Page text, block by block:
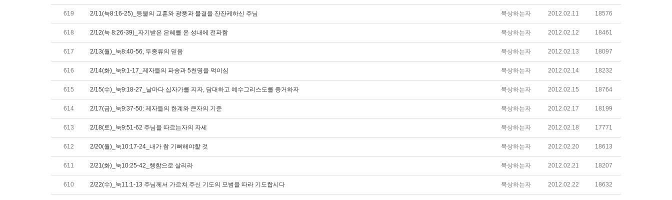
619 2/11(눅8:16-25)_등불의 교훈와 광풍과 물결을 잔잔케하신 주님 묵상하는자 2012.02.11 18576
618 2/12(눅 8:26-39)_자기받은 은혜를 온 성내에 전파함 묵상하는자 2012.02.12 18461
617 2/13(월)_눅8:40-56, 두종류의 믿음 묵상하는자 2012.02.13 18097
616 2/14(화)_눅9:1-17_제자들의 파송과 5천명을 먹이심 묵상하는자 2012.02.14 18232
615 2/15(수)_눅9:18-27_날마다 십자가를 지자, 담대하고 예수그리스도를 증거하자 묵상하는자 2012.02.15 18764
614 2/17(금)_눅9:37-50: 제자들의 한계와 큰자의 기준 묵상하는자 2012.02.17 18199
613 2/18(토)_눅9:51-62 주님을 따르는자의 자세 묵상하는자 2012.02.18 17771
612 2/20(월)_눅10:17-24_내가 참 기뻐해야할 것 묵상하는자 2012.02.20 18613
611 2/21(화)_눅10:25-42_행함으로 살리라 묵상하는자 2012.02.21 18207
610 2/22(수)_눅11:1-13 주님께서 가르쳐 주신 기도의 모범을 따라 기도합시다 묵상하는자 2012.02.22 18632